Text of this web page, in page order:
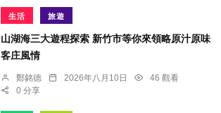
生活 旅遊
山湖海三大遊程探索 新竹市等你來領略原汁原味
客庄風情
鄭銘德 2026年八月10日
46 觀看
0 分享